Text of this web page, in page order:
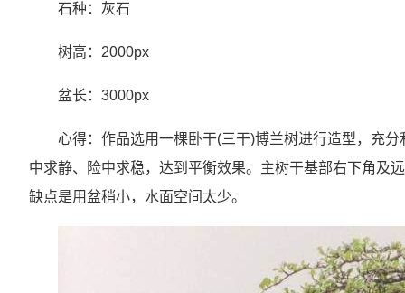
石种：灰石
树高：2000px
盆长：3000px
心得：作品选用一棵卧干(三干)博兰树进行造型，充
中求静、险中求稳，达到平衡效果。主树干基部右下角及
缺点是用盆稍小，水面空间太少。